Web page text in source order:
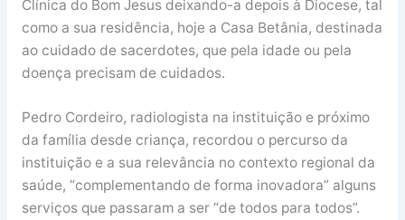
Clínica do Bom Jesus deixando-a depois à Diocese, tal
como a sua residência, hoje a Casa Betânia, destinada
ao cuidado de sacerdotes, que pela idade ou pela
doença precisam de cuidados.
Pedro Cordeiro, radiologista na instituição e próximo
da família desde criança, recordou o percurso da
instituição e a sua relevância no contexto regional da
saúde, “complementando de forma inovadora” alguns
serviços que passaram a ser “de todos para todos”.